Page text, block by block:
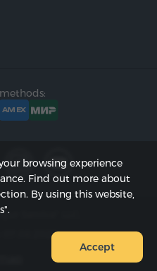
Service" LLC;
07.08.2026
browsing experience
Find out more about
By using this website,
Accept